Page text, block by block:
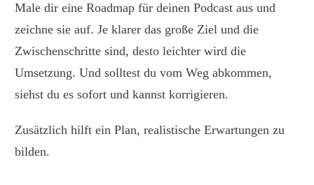
Male dir eine Roadmap für deinen Podcast aus und
zeichne sie auf. Je klarer das große Ziel und die
Zwischenschritte sind, desto leichter wird die
Umsetzung. Und solltest du vom Weg abkommen,
siehst du es sofort und kannst korrigieren.
Zusätzlich hilft ein Plan, realistische Erwartungen zu
bilden.